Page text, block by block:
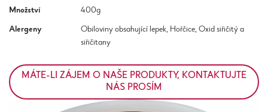
Množství 400g
Alergeny
Obiloviny obsahující lepek, Hořčice, Oxid siřičitý a
siřičitany
MÁTE-LI ZÁJEM O NAŠE PRODUKTY, KONTAKTUJTE
NÁS PROSÍM